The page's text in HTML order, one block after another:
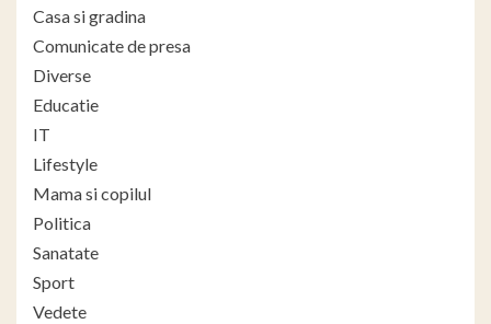
Casa si gradina
Comunicate de presa
Diverse
Educatie
IT
Lifestyle
Mama si copilul
Politica
Sanatate
Sport
Vedete